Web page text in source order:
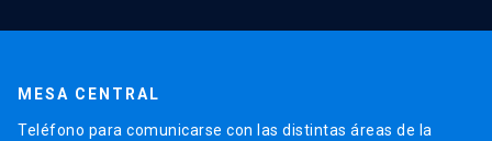
MESA CENTRAL
Teléfono para comunicarse con las distintas áreas de la